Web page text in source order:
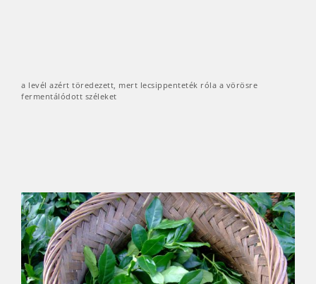
a levél azért töredezett, mert lecsippenteték róla a vörösre
fermentálódott széleket